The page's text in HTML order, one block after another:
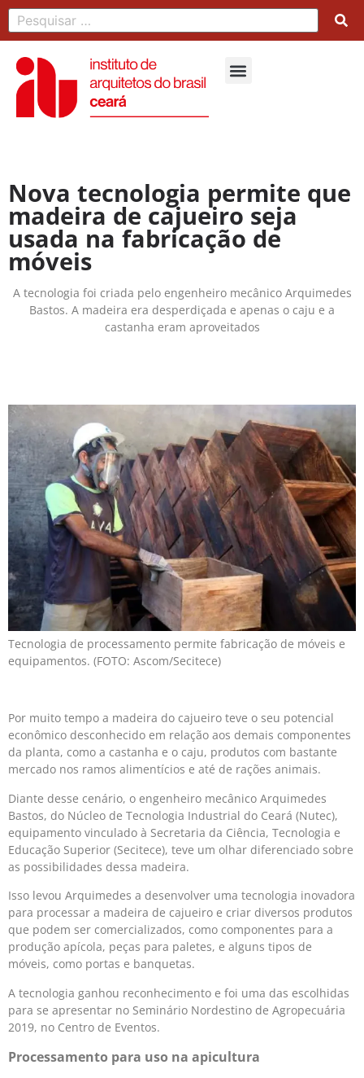
Nova tecnologia permite que
madeira de cajueiro seja
usada na fabricação de
móveis
A tecnologia foi criada pelo engenheiro mecânico Arquimedes
Bastos. A madeira era desperdiçada e apenas o caju e a
castanha eram aproveitados
Tecnologia de processamento permite fabricação de móveis e
equipamentos. (FOTO: Ascom/Secitece)
Por muito tempo a madeira do cajueiro teve o seu potencial
econômico desconhecido em relação aos demais componentes
da planta, como a castanha e o caju, produtos com bastante
mercado nos ramos alimentícios e até de rações animais.
Diante desse cenário, o engenheiro mecânico Arquimedes
Bastos, do Núcleo de Tecnologia Industrial do Ceará (Nutec),
equipamento vinculado à Secretaria da Ciência, Tecnologia e
Educação Superior (Secitece), teve um olhar diferenciado sobre
as possibilidades dessa madeira.
Isso levou Arquimedes a desenvolver uma tecnologia inovadora
para processar a madeira de cajueiro e criar diversos produtos
que podem ser comercializados, como componentes para a
produção apícola, peças para paletes, e alguns tipos de
móveis, como portas e banquetas.
A tecnologia ganhou reconhecimento e foi uma das escolhidas
para se apresentar no Seminário Nordestino de Agropecuária
2019, no Centro de Eventos.
Processamento para uso na apicultura